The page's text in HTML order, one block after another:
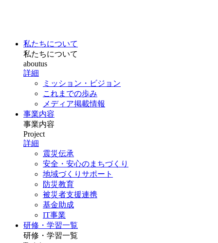
私たちについて
私たちについて
aboutus
詳細
ミッション・ビジョン
これまでの歩み
メディア掲載情報
事業内容
事業内容
Project
詳細
震災伝承
安全・安心のまちづくり
地域づくりサポート
防災教育
被災者支援連携
基金助成
IT事業
研修・学習一覧
研修・学習一覧